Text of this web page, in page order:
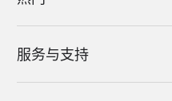
服务与支持